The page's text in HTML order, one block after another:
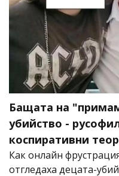
Бащата на
убийство -
коспиративни
Как онлайн
отгледаха децата-